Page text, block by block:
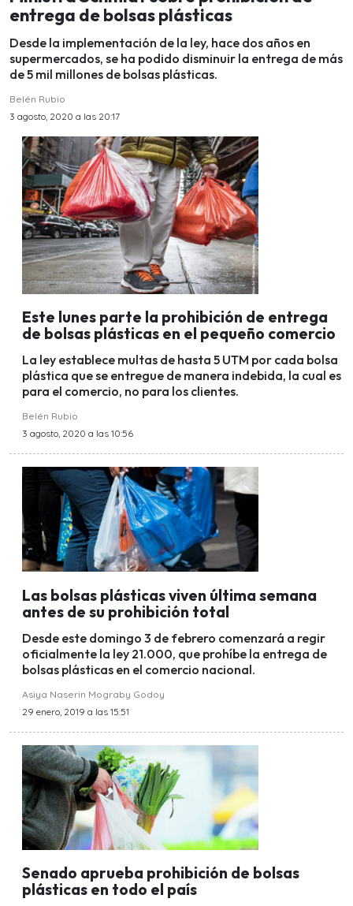
entrega de bolsas plásticas
Desde la implementación de la ley, hace dos años en
supermercados, se ha podido disminuir la entrega de más
de 5 mil millones de bolsas plásticas.
Belén Rubio
3 agosto, 2020 a las 20:17
Este lunes parte la prohibición de entrega
de bolsas plásticas en el pequeño comercio
La ley establece multas de hasta 5 UTM por cada bolsa
plástica que se entregue de manera indebida, la cual es
para el comercio, no para los clientes.
Belén Rubio
3 agosto, 2020 a las 10:56
Las bolsas plásticas viven última semana
antes de su prohibición total
Desde este domingo 3 de febrero comenzará a regir
oficialmente la ley 21.000, que prohíbe la entrega de
bolsas plásticas en el comercio nacional.
Asiya Naserin Mograby Godoy
29 enero, 2019 a las 15:51
Senado aprueba prohibición de bolsas
plásticas en todo el país